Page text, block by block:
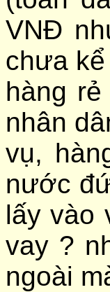
VNĐ
chưa
hàng
nhân
vụ,
nước
lấy vào
vay ?
ngoài